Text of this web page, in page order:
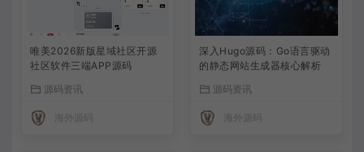
唯美2026新版星域社区开源
社区软件三端APP源码
源码资讯
海外源码
深入Hugo源码：Go语言驱动
的静态网站生成器核心解析
源码资讯
海外源码